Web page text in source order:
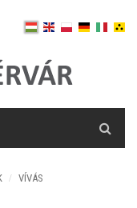
VÍVÁS